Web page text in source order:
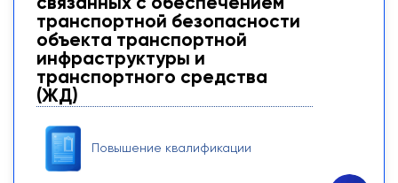
связанных с обеспечением
транспортной безопасности
объекта транспортной
инфраструктуры и
транспортного средства
(ЖД)
Повышение квалификации